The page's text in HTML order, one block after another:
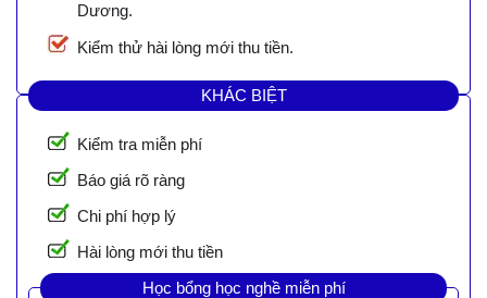
Dương.
Kiểm thử hài lòng mới thu tiền.
KHÁC BIỆT
Kiểm tra miễn phí
Báo giá rõ ràng
Chi phí hợp lý
Hài lòng mới thu tiền
Học bổng học nghề miễn phí